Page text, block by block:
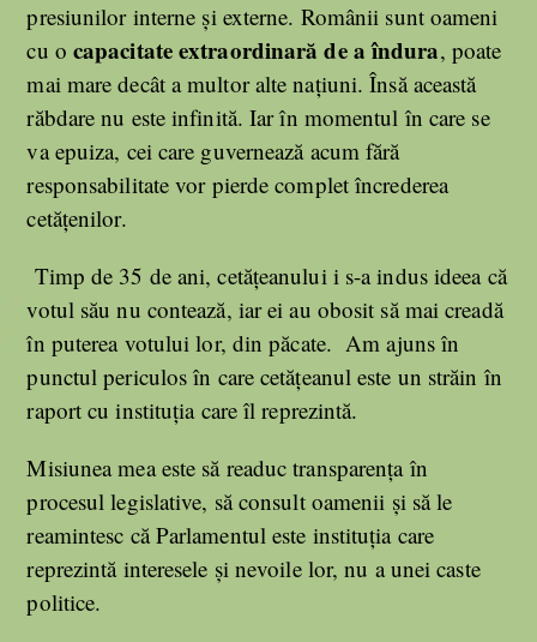
presiunilor interne și externe. Românii sunt oameni
cu o capacitate extraordinară de a îndura, poate
mai mare decât a multor alte națiuni. Însă această
răbdare nu este infinită. Iar în momentul în care se
va epuiza, cei care guvernează acum fără
responsabilitate vor pierde complet încrederea
cetățenilor.
Timp de 35 de ani, cetățeanului i s-a indus ideea că
votul său nu contează, iar ei au obosit să mai creadă
în puterea votului lor, din păcate. Am ajuns în
punctul periculos în care cetățeanul este un străin în
raport cu instituția care îl reprezintă.
Misiunea mea este să readuc transparența în
procesul legislative, să consult oamenii și să le
reamintesc că Parlamentul este instituția care
reprezintă interesele și nevoile lor, nu a unei caste
politice.